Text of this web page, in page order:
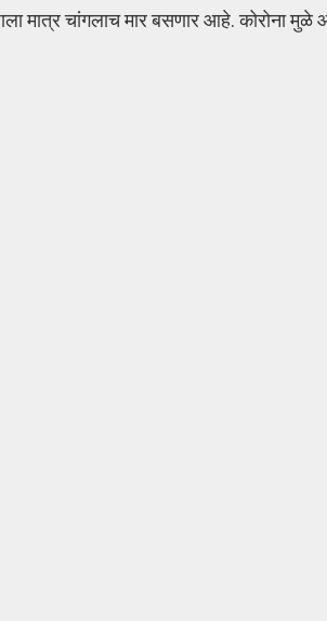
मात्र चांगलाच मार बसणार आहे. कोरोना